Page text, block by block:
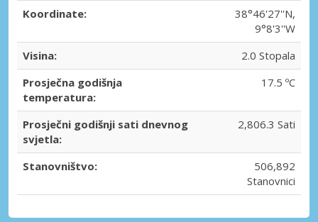
Koordinate:
38°46'27''N,
9°8'3''W
Visina:
2.0 Stopala
Prosječna godišnja
temperatura:
17.5 ºC
Prosječni godišnji sati dnevnog
svjetla:
2,806.3 Sati
Stanovništvo:
506,892
Stanovnici